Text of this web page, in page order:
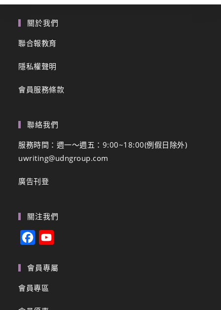
關於我們
聯合報教育
隱私權聲明
會員服務條款
聯絡我們
服務時間：週一～週五：9:00~18:00(例假日除外)
uwriting@udngroup.com
廣告刊登
關注我們
c
e
u
會員專屬
會員專區